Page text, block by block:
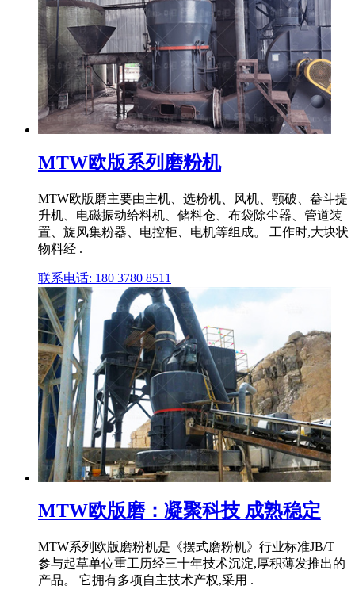
MTW欧版系列磨粉机
MTW欧版磨主要由主机、选粉机、风机、颚破、畚斗提
升机、电磁振动给料机、储料仓、布袋除尘器、管道装
置、旋风集粉器、电控柜、电机等组成。 工作时,大块状
物料经 .
联系电话: 180 3780 8511
MTW欧版磨：凝聚科技 成熟稳定
MTW系列欧版磨粉机是《摆式磨粉机》行业标准JB/T
参与起草单位重工历经三十年技术沉淀,厚积薄发推出的
产品。 它拥有多项自主技术产权,采用 .